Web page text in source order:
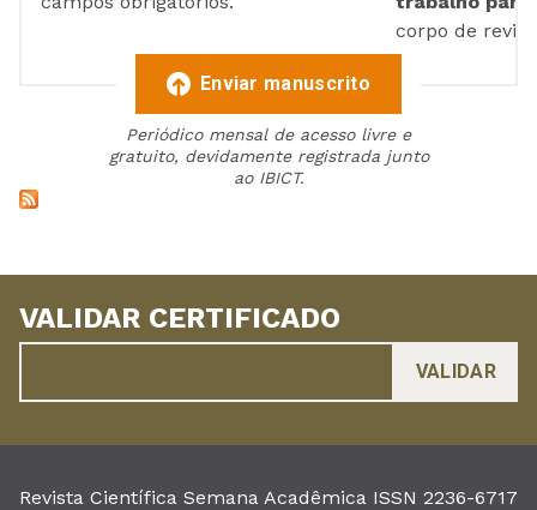
corpo de
Enviar manuscrito
Periódico mensal de acesso livre e
gratuito, devidamente registrada junto
ao IBICT.
VALIDAR CERTIFICADO
Revista Científica Semana Acadêmica ISSN 2236-6717